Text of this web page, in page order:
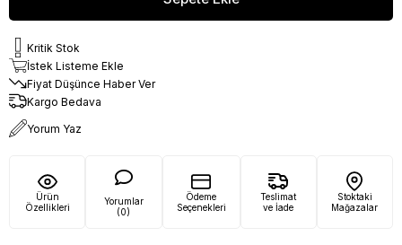
Kritik Stok
İstek Listeme Ekle
Fiyat Düşünce Haber Ver
Kargo Bedava
Yorum Yaz
Ürün
Özellikleri
Yorumlar
(0)
Ödeme
Seçenekleri
Teslimat
ve İade
Stoktaki
Mağazalar